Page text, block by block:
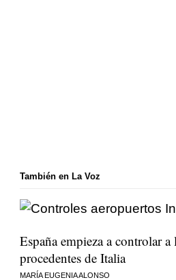
También en La Voz
España empieza a controlar
procedentes de Italia
MARÍA EUGENIA ALONSO